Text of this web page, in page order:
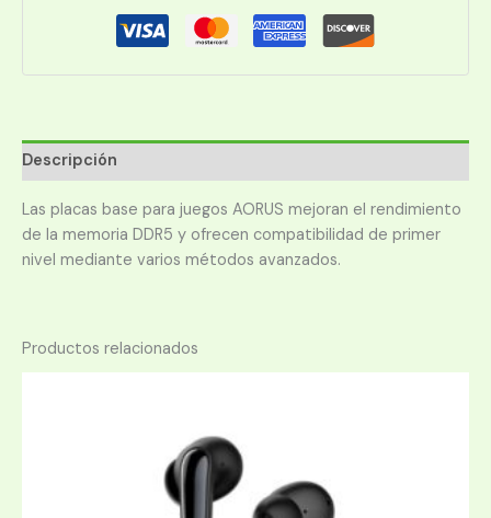
cantidad
Descripción
Las placas base para juegos AORUS mejoran el rendimiento
de la memoria DDR5 y ofrecen compatibilidad de primer
nivel mediante varios métodos avanzados.
Productos relacionados